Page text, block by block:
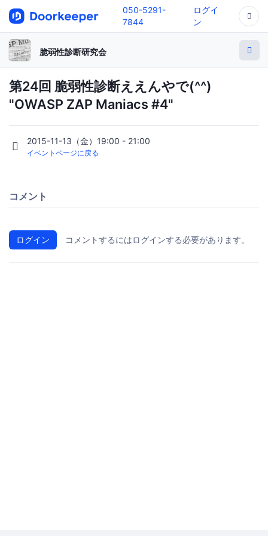
050-5291-
7844
ログイ
ン
脆弱性診断研究会
第24回 脆弱性診断ええんやで(^^)
"OWASP ZAP Maniacs #4"
2015-11-13（金）19:00 - 21:00
イベントページに戻る
コメント
ログイン コメントするにはログインする必要があります。